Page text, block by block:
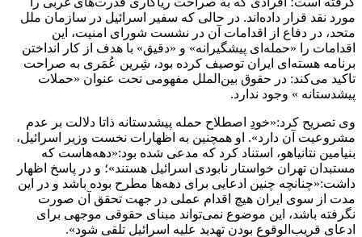
مورد نقد قرار داده‌اند. در حالی ‌که سفیر اسرائیل در سازمان ملل
متحد، در دفاع از اقدامات آن در نشست شورای امنیت، این
اقدامات را «حمله‌ای پیشگیرانه» و «دقیق» با هدف از کار انداختن
برنامه هسته‌ای ایران توصیف کرده بود، شِرین عُمَری به ‌صراحت
تاکید می‌کند: در حقوق بین‌الملل مفهومی تحت عنوان «حملات
پیشدستانه ‌» وجود ندارد.
وی تصریح کرد:«خودِ اصطلاح حمله پیشدستانه ذاتا دلالت بر عدم
مشروعیت آن دارد». او همچنین به اظهارات نخست ‌وزیر اسرائیل،
بنیامین نتانیاهو، استناد کرد که مدعی شده بود:«دهه‌هاست که
مستبدان تهران خواستار نابودی اسرائیل هستند»؛ و در پاسخ اظهار
داشت:«چنانچه چنین ادعایی برای دهه‌ها مطرح بوده باشد و در این
مدت از سوی ایران هیچ اقدام عملی در جهت تحقق آن صورت
نگرفته باشد، این موضوع نمی‌تواند مبنای حقوقی موجهی برای
ادعای قریب‌الوقوع بودن تهدید علیه اسرائیل تلقی شود».